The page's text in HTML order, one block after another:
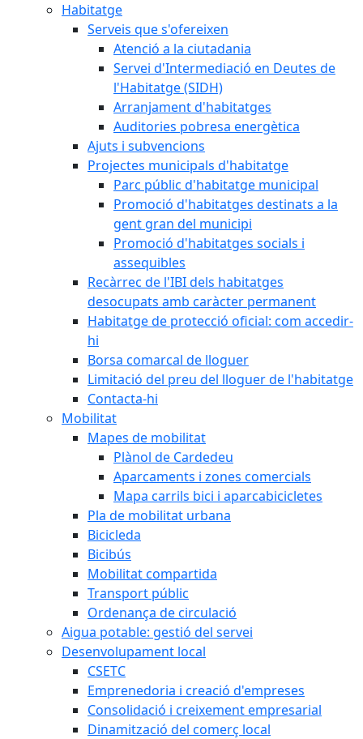
Habitatge
Serveis que s'ofereixen
Atenció a la ciutadania
Servei d'Intermediació en Deutes de
l'Habitatge (SIDH)
Arranjament d'habitatges
Auditories pobresa energètica
Ajuts i subvencions
Projectes municipals d'habitatge
Parc públic d'habitatge municipal
Promoció d'habitatges destinats a la
gent gran del municipi
Promoció d'habitatges socials i
assequibles
Recàrrec de l'IBI dels habitatges
desocupats amb caràcter permanent
Habitatge de protecció oficial: com accedir-
hi
Borsa comarcal de lloguer
Limitació del preu del lloguer de l'habitatge
Contacta-hi
Mobilitat
Mapes de mobilitat
Plànol de Cardedeu
Aparcaments i zones comercials
Mapa carrils bici i aparcabicicletes
Pla de mobilitat urbana
Bicicleda
Bicibús
Mobilitat compartida
Transport públic
Ordenança de circulació
Aigua potable: gestió del servei
Desenvolupament local
CSETC
Emprenedoria i creació d'empreses
Consolidació i creixement empresarial
Dinamització del comerç local